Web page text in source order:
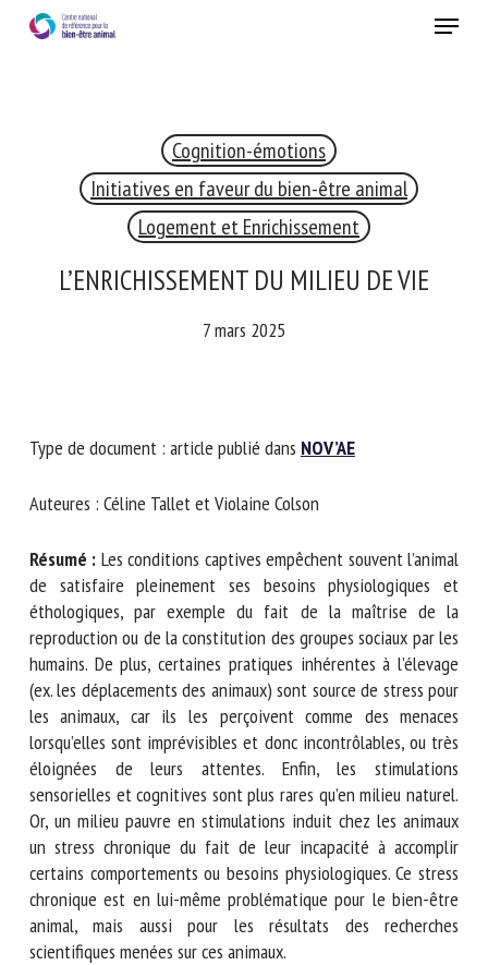
Menu
Cognition-émotions
Initiatives en faveur du bien-être animal
Logement et Enrichissement
L’ENRICHISSEMENT DU MILIEU DE VIE
7 mars 2025
Type de document : article publié dans NOV’AE
Auteures : Céline Tallet et Violaine Colson
Résumé :Les conditions captives empêchent souvent
l’animal de satisfaire pleinement ses besoins physiologiques
et éthologiques, par exemple du fait de la maîtrise de la
reproduction ou de la constitution des groupes sociaux par
les humains. De plus, certaines pratiques inhérentes à
l’élevage (ex. les déplacements des animaux) sont source de
stress pour les animaux, car ils les perçoivent comme des
menaces lorsqu’elles sont imprévisibles et donc
incontrôlables, ou très éloignées de leurs attentes. Enfin,
les stimulations sensorielles et cognitives sont plus rares
qu’en milieu naturel. Or, un milieu pauvre en stimulations
induit chez les animaux un stress chronique du fait de leur
incapacité à accomplir certains comportements ou besoins
physiologiques. Ce stress chronique est en lui-même
problématique pour le bien-être animal, mais aussi pour les
résultats des recherches scientifiques menées sur ces
RECEVEZ CHAQUE MOIS GRATUITEMENT
LES DERNIÈRES ACTUALITÉS SUR LE BIEN-ÊTRE
ANIMAL
notre newsletter :
Nom *
Prénom *
Organisme *
E-mail *
En soumettant ce formulaire, j'accepte que les
informations saisies soient utilisées dans le cadre de la
relation avec le CNR BEA. *
Les champs suivis de * sont obligatoires